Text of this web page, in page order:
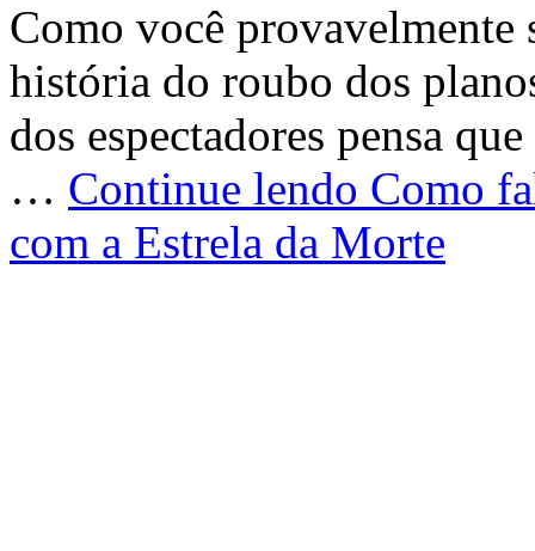
Como você provavelmente
história do roubo dos
dos espectadores pensa
… Continue lendo Como
com a Estrela da Morte